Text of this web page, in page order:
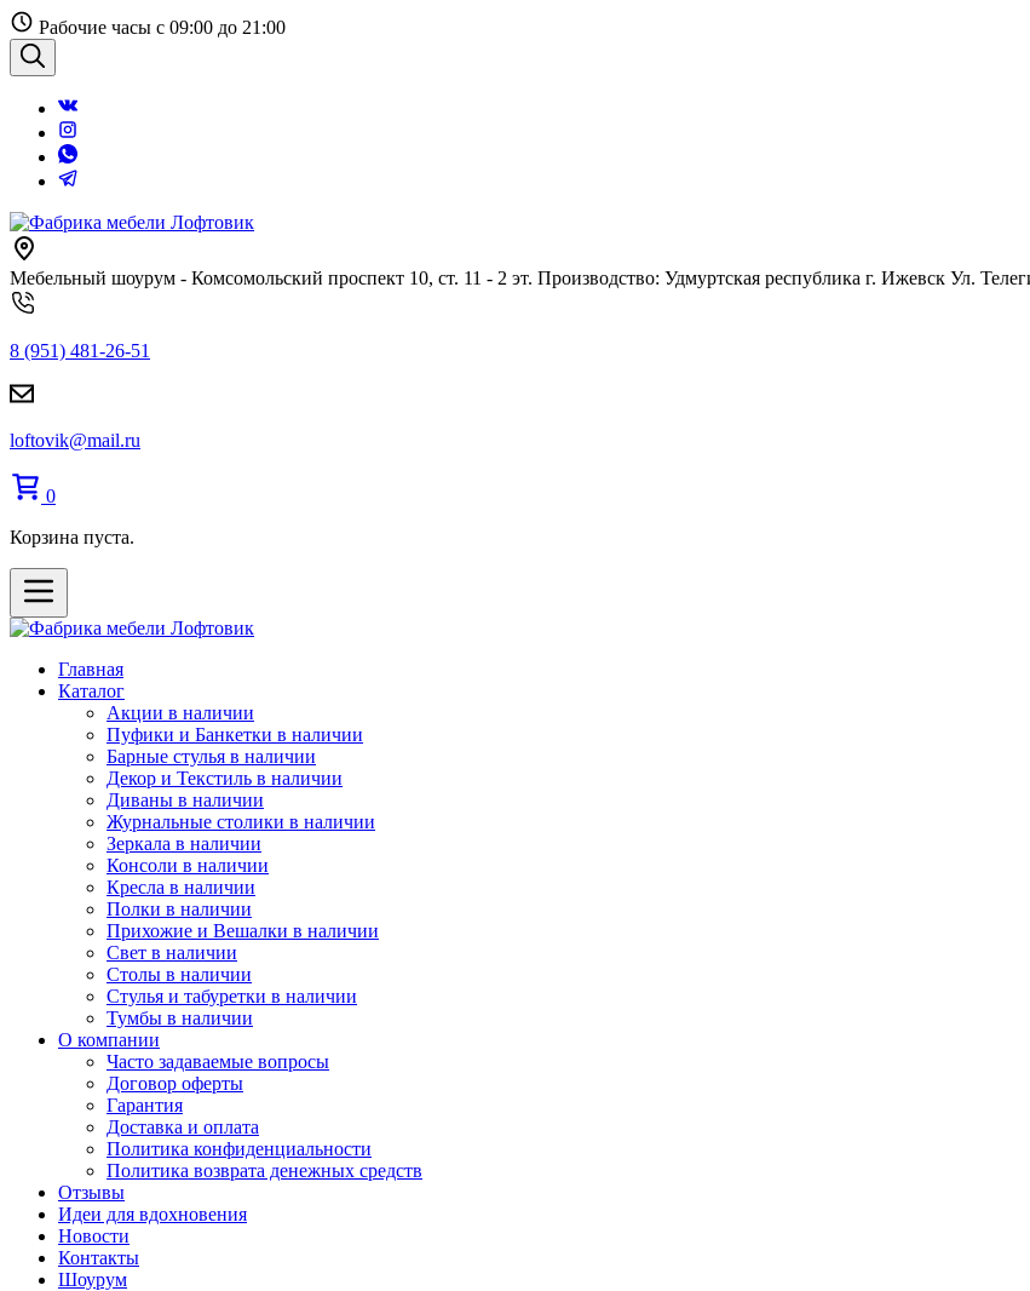
Перейти
к
содержанию
Рабочие часы с 09:00 до 21:00
Поиск
Мебельный шоурум - Комсомольский проспект 10, ст. 11 - 2 эт. Производство: Удмуртская республика г. Ижевск Ул.
8 (951) 481-26-51
loftovik@mail.ru
0
Корзина пуста.
Главная
Каталог
Акции в наличии
Пуфики и Банкетки в наличии
Барные стулья в наличии
Декор и Текстиль в наличии
Диваны в наличии
Журнальные столики в наличии
Зеркала в наличии
Консоли в наличии
Кресла в наличии
Полки в наличии
Прихожие и Вешалки в наличии
Свет в наличии
Столы в наличии
Стулья и табуретки в наличии
Тумбы в наличии
О компании
Часто задаваемые вопросы
Договор оферты
Гарантия
Доставка и оплата
Политика конфиденциальности
Политика возврата денежных средств
Отзывы
Идеи для вдохновения
Новости
Контакты
Шоурум